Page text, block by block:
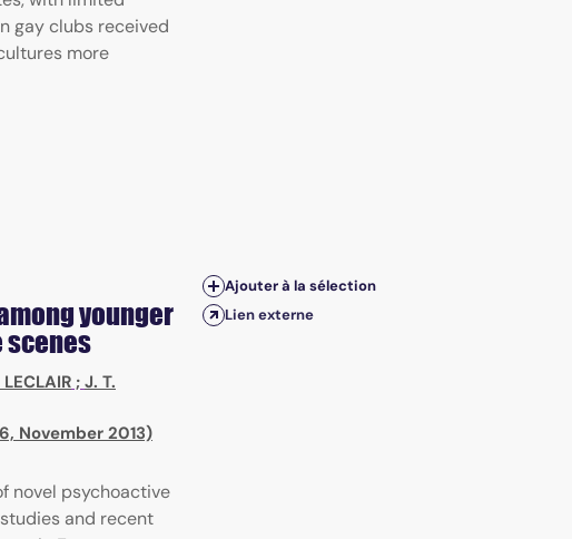
gay clubs received
more
younger
scenes
; J. T.
November 2013)
novel psychoactive
and recent
Ajouter à la sélection
Lien externe